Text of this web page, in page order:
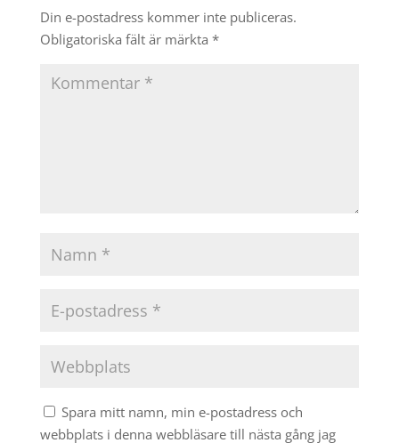
Din e-postadress kommer inte publiceras.
Obligatoriska fält är märkta *
Spara mitt namn, min e-postadress och
webbplats i denna webbläsare till nästa gång jag